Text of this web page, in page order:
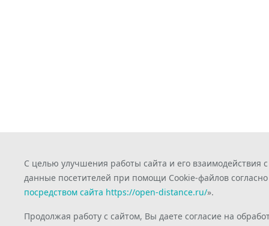
С целью улучшения работы сайта и его
данные посетителей при помощи Cookie-файлов согласно
посредством сайта https://open-distance.ru/».
Продолжая работу с сайтом, Вы даете согласие на